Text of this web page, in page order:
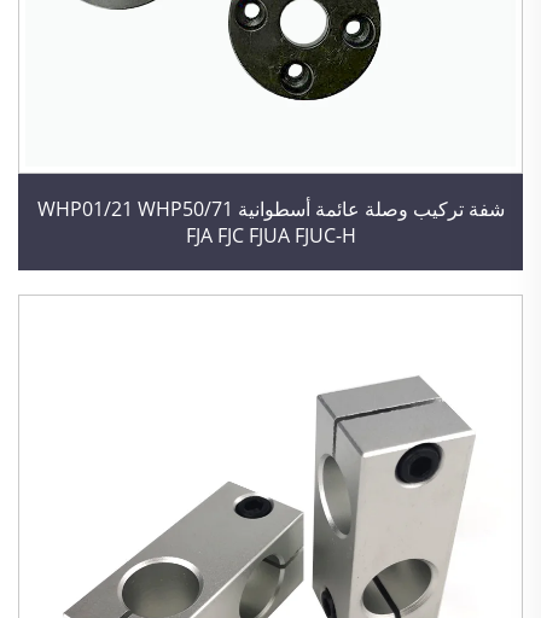
شفة تركيب وصلة عائمة أسطوانية WHP01/21 WHP50/71
FJA FJC FJUA FJUC-H